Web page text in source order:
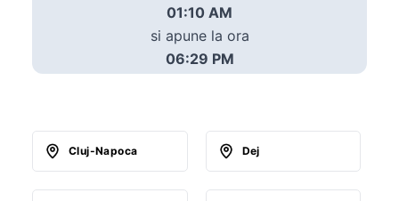
01:10 AM
si apune la ora
06:29 PM
Cluj-Napoca Dej